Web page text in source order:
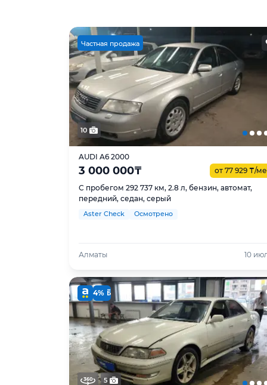
Частная продажа
10
AUDI A6 2000
3 000 000₸ от 77 929 ₸/
С пробегом 292 737 км, 2.8 л, бензин, автомат,
передний, седан, серый
Aster Check Осмотрено
Алматы 10
4%
5